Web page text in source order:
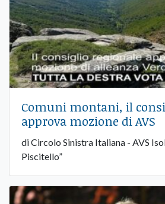
Comuni montani, il
approva mozione di AVS
di Circolo Sinistra Italiana - AVS
Piscitello”